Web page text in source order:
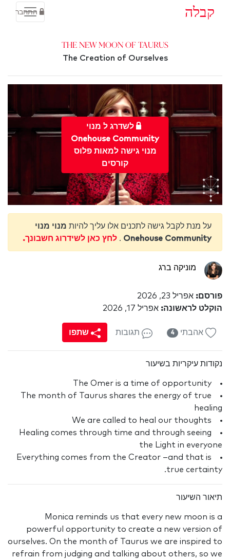
קבלה התחבר
The New Moon of Taurus
The Creation of Ourselves
לשדרג ל מנוי
Onehouse Community
מנוי גישה למאות פלוס
קורסים
על מנת לקבל גישה לתכנים אלו עליך להיות מנוי מנוי
Onehouse Community
. לחץ כאן לשידרוג חשבונך.
מוניקה ברג
פורסם: אפריל 23, 2026
הוקלט לראשונה: אפריל 17, 2026
אהבתי 4 תגובות שתפו
נקודות עיקריות בשיעור
The Omer is a time of opportunity
The month of Taurus shares the energy of true
healing
We are called to heal our thoughts
Healing comes through time and through seeing
the Light in everyone
Everything comes from the Creator –and that is
true certainty.
תיאור השיעור
Monica reminds us that every new moon is a
powerful opportunity to create a new version of
ourselves. On the month of Taurus we are inspired to
refrain from judging and talking about others, so we